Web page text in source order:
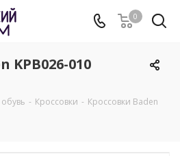
0
KPB026-010
- Кроссовки - Кроссовки Baden